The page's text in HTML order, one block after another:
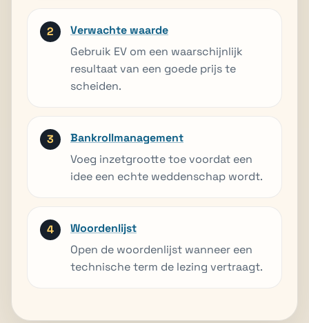
Verwachte waarde
Gebruik EV om een waarschijnlijk
resultaat van een goede prijs te
scheiden.
Bankrollmanagement
Voeg inzetgrootte toe voordat een
idee een echte weddenschap wordt.
Woordenlijst
Open de woordenlijst wanneer een
technische term de lezing vertraagt.